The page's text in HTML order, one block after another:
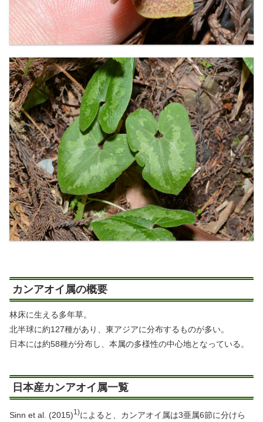
カンアオイ属の概要
林床に生える多年草。
北半球に約127種があり、東アジアに分布するものが多い。
日本には約58種が分布し、本属の多様性の中心地となっている。
日本産カンアオイ属一覧
Sinn et al. (2015)1)によると、カンアオイ属は3亜属6節に分けら